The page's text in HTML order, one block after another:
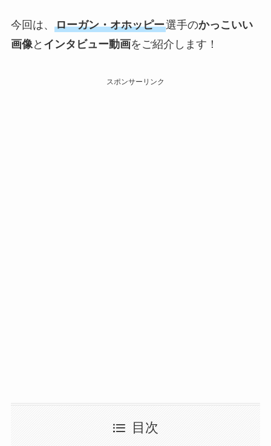
今回は、 ローガン・オホッピー選手のかっこいい
画像と インタビュー動画をご紹介します！
スポンサーリンク
目次